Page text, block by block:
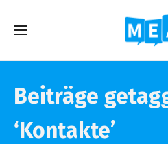
Beiträge
‘Kontakte’